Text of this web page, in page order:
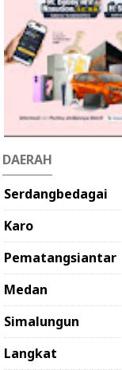
DAERAH
Serdangbedagai
Karo
Pematangsiantar
Medan
Simalungun
Langkat